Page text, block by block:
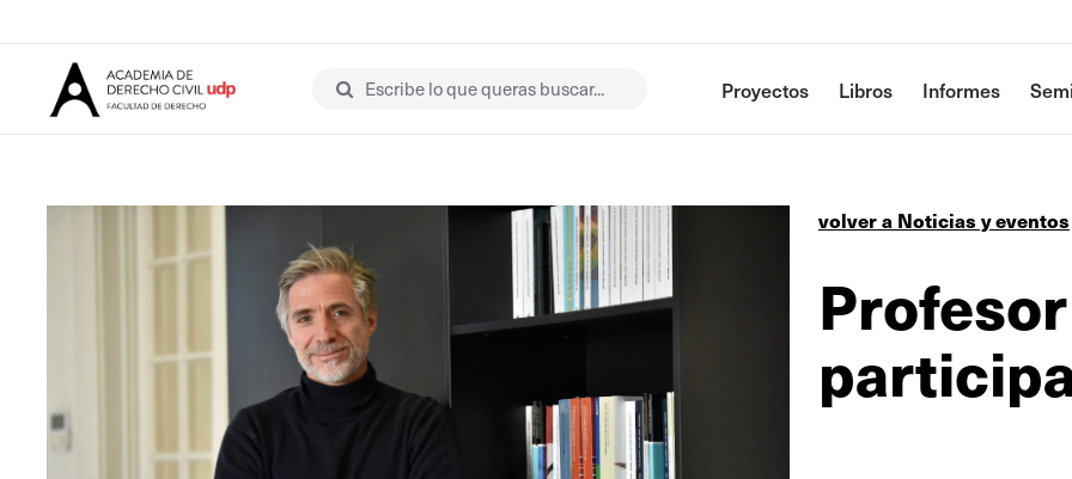
Escribe lo que queras buscar... Proyectos Libros Informes
volver a Noticias y eventos